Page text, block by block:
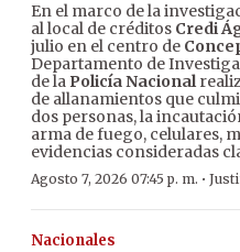
En el marco de la
al local de créditos Credi
julio en el centro de
Departamento de
de la Policía Nacional
de allanamientos que
dos personas, la
arma de fuego, celulares,
evidencias consideradas
Agosto 7, 2026 07:45 p. m. ·
Nacionales